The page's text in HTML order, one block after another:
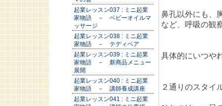
鼻孔以外にも、
など、呼吸の観
具体的にいつや
２通りのスタイ
起業レッスン037 : ミニ起業
家物語 － ベビーオイルマ
ッサージ
起業レッスン038 : ミニ起業
家物語 － テディベア
起業レッスン039 : ミニ起業
家物語 － 新商品メニュー
展開
起業レッスン040 : ミニ起業
家物語 － 講師養成講座
起業レッスン041 : ミニ起業